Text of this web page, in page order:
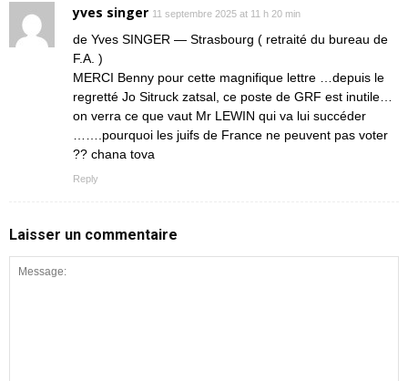
yves singer 11 septembre 2025 at 11 h 20 min
de Yves SINGER — Strasbourg ( retraité du bureau de
F.A. )
MERCI Benny pour cette magnifique lettre …depuis le
regretté Jo Sitruck zatsal, ce poste de GRF est inutile…
on verra ce que vaut Mr LEWIN qui va lui succéder
…….pourquoi les juifs de France ne peuvent pas voter
?? chana tova
Reply
Laisser un commentaire